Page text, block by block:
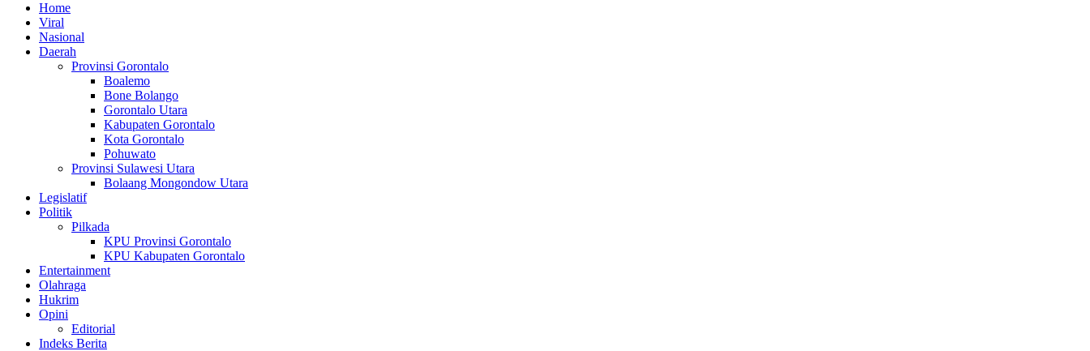
Home
Viral
Nasional
Daerah
Provinsi Gorontalo
Boalemo
Bone Bolango
Gorontalo Utara
Kabupaten Gorontalo
Kota Gorontalo
Pohuwato
Provinsi Sulawesi Utara
Bolaang Mongondow Utara
Legislatif
Politik
Pilkada
KPU Provinsi Gorontalo
KPU Kabupaten Gorontalo
Entertainment
Olahraga
Hukrim
Opini
Editorial
Indeks Berita